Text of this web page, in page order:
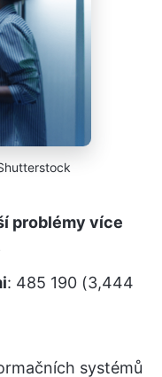
problémy více
: 485 190 (3,444
systémů